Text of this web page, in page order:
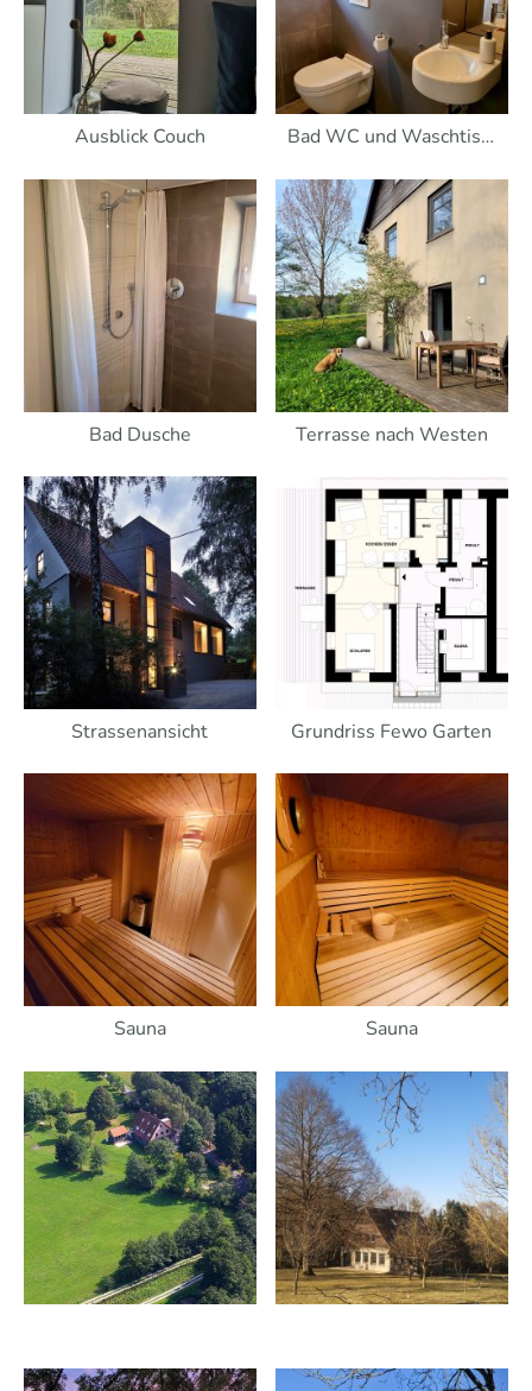
Ausblick Couch Bad WC und Waschtisch
Bad Dusche Terrasse nach Westen
Strassenansicht Grundriss Fewo Garten
Sauna Sauna